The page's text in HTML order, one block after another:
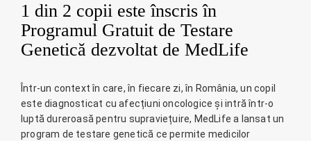
1 din 2 copii este înscris în
Programul Gratuit de Testare
Genetică dezvoltat de MedLife
Într-un context în care, în fiecare zi, în România, un copil
este diagnosticat cu afecțiuni oncologice și intră într-o
luptă dureroasă pentru supraviețuire, MedLife a lansat un
program de testare genetică ce permite medicilor